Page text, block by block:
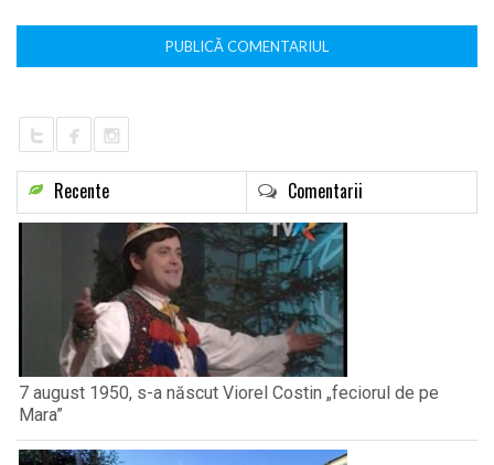
Recente Comentarii
7 august 1950, s-a născut Viorel Costin „feciorul de pe
Mara”